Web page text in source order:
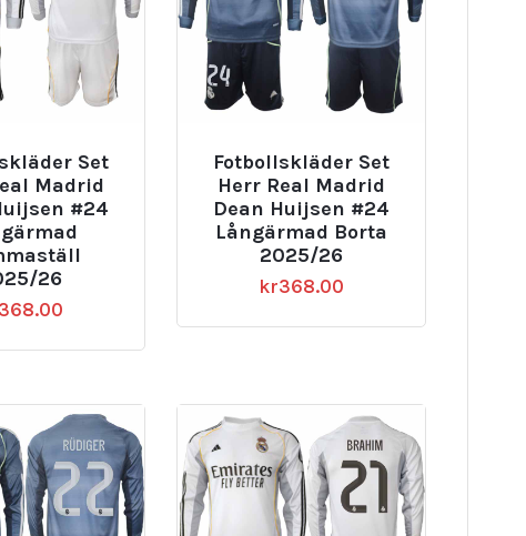
Set
Madrid
#24
26
368.00
Fotbollskläder Set
Herr Real Madrid
Dean Huijsen #24
Långärmad Borta
2025/26
kr368.00